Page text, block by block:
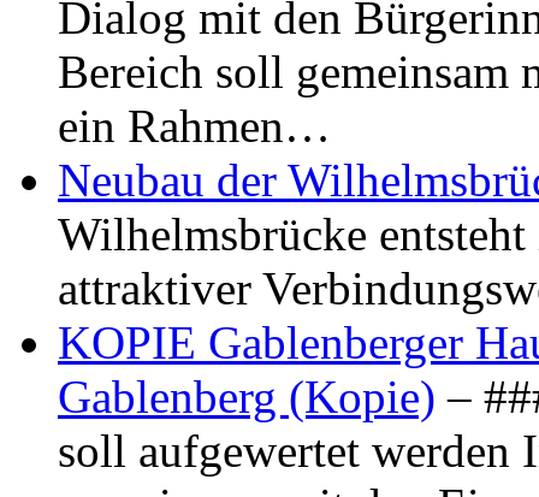
Dialog mit den
Bereich soll gemeinsam
ein Rahmen…
Neubau der
Wilhelmsbrücke
attraktiver
KOPIE Gablenberger
Gablenberg (Kopie) –
soll aufgewertet werden